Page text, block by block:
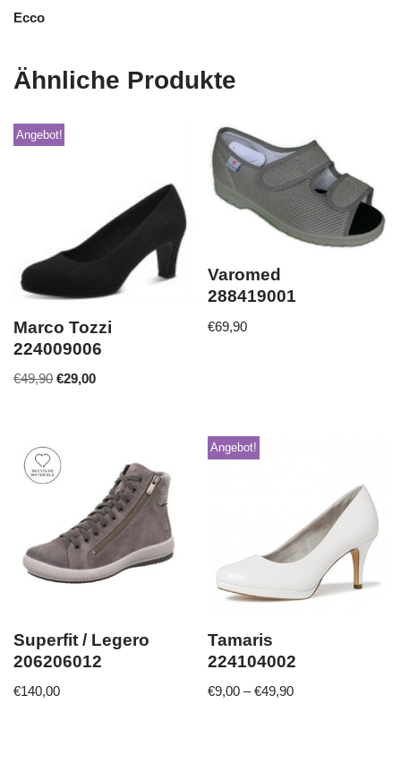
Ecco
Ähnliche Produkte
Angebot!
Marco Tozzi
224009006
€49,90 €29,00
Varomed
288419001
€69,90
Superfit / Legero
206206012
€140,00
Angebot!
Tamaris
224104002
€9,00 –€49,90